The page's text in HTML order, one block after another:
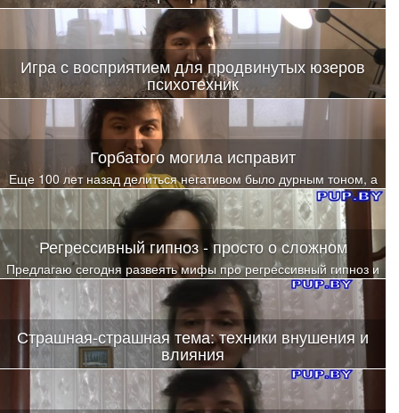
Игра с восприятием для продвинутых юзеров
психотехник
Как расшириться, чтобы снова вкусить драйв от познания себя?
Горбатого могила исправит
Еще 100 лет назад делиться негативом было дурным тоном, а
сегодня - норма
Регрессивный гипноз - просто о сложном
Предлагаю сегодня развеять мифы про регрессивный гипноз и
разобраться в сути предлагаемых на рынке вариантов
изучения этого направления
Страшная-страшная тема: техники внушения и
влияния